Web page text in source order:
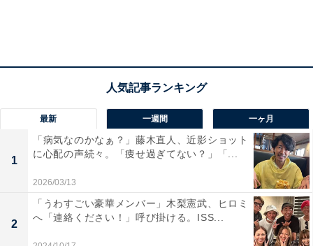
最新 一週間 一ヶ月
1
「病気なのかなぁ？」藤木直人、近影ショット
に心配の声続々。「痩せ過ぎてない？」「...
2026/03/13
2
「うわすごい豪華メンバー」木梨憲武、ヒロミ
へ「連絡ください！」呼び掛ける。ISS...